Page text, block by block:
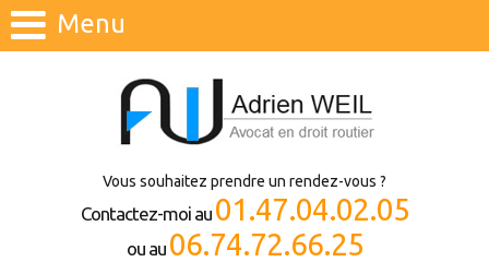
Menu
Vous souhaitez prendre un rendez-vous ?
Contactez-moi au 01.47.04.02.05
ou au 06.74.72.66.25